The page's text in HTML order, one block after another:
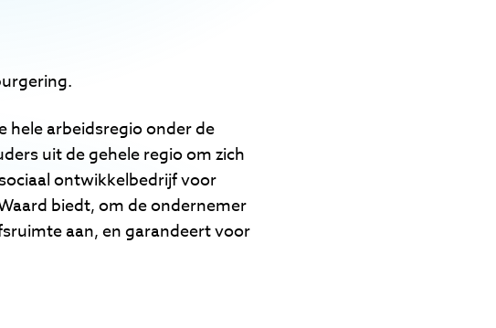
hele arbeidsregio onder de
uit de gehele regio om zich
ontwikkelbedrijf voor
biedt, om de ondernemer
aan, en garandeert voor